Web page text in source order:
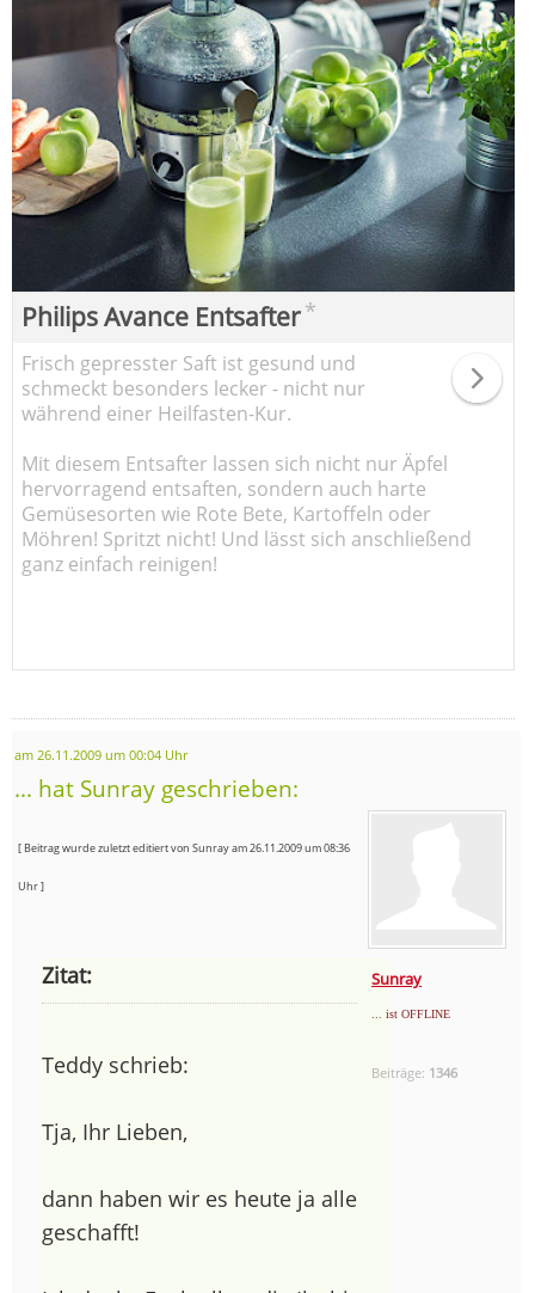
Philips Avance Entsafter*
Frisch gepresster Saft ist gesund und
schmeckt besonders lecker - nicht nur
während einer Heilfasten-Kur.
Mit diesem Entsafter lassen sich nicht nur Äpfel
hervorragend entsaften, sondern auch harte
Gemüsesorten wie Rote Bete, Kartoffeln oder
Möhren! Spritzt nicht! Und lässt sich anschließend
ganz einfach reinigen!
am 26.11.2009 um 00:04 Uhr
... hat Sunray geschrieben:
Sunray
... ist OFFLINE
Beiträge: 1346
[ Beitrag wurde zuletzt editiert von Sunray am 26.11.2009 um 08:36
Uhr ]
Zitat:
Teddy schrieb:
Tja, Ihr Lieben,
dann haben wir es heute ja alle
geschafft!